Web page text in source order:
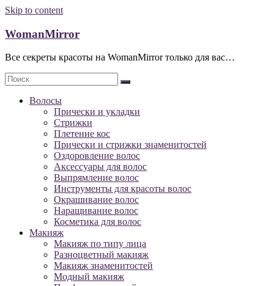
Skip to content
WomanMirror
Все секреты красоты на WomanMirror только для вас…
Волосы
Прически и укладки
Стрижки
Плетение кос
Прически и стрижки знаменитостей
Оздоровление волос
Аксессуары для волос
Выпрямление волос
Инструменты для красоты волос
Окрашивание волос
Наращивание волос
Косметика для волос
Макияж
Макияж по типу лица
Разноцветный макияж
Макияж знаменитостей
Модный макияж